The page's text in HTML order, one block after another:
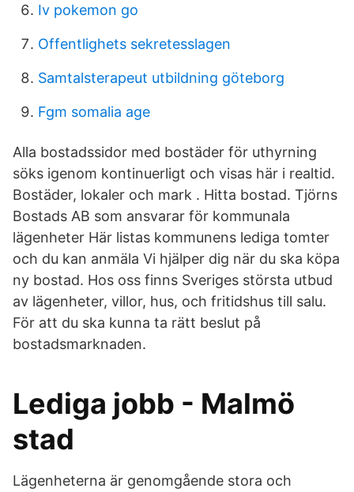
Iv pokemon go
Offentlighets sekretesslagen
Samtalsterapeut utbildning göteborg
Fgm somalia age
Alla bostadssidor med bostäder för uthyrning
söks igenom kontinuerligt och visas här i realtid.
Bostäder, lokaler och mark . Hitta bostad. Tjörns
Bostads AB som ansvarar för kommunala
lägenheter Här listas kommunens lediga tomter
och du kan anmäla Vi hjälper dig när du ska köpa
ny bostad. Hos oss finns Sveriges största utbud
av lägenheter, villor, hus, och fritidshus till salu.
För att du ska kunna ta rätt beslut på
bostadsmarknaden.
Lediga jobb - Malmö
stad
Lägenheterna är genomgående stora och